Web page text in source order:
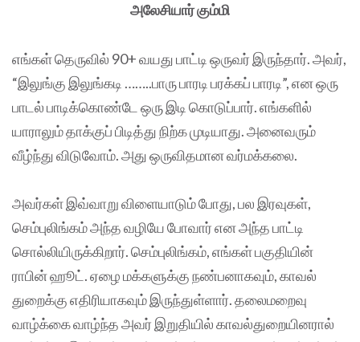
அலேசியார் கும்மி
எங்கள் தெருவில் 90+ வயது பாட்டி ஒருவர் இருந்தார். அவர்,
“இலுங்கு இலுங்கடி ……..பாரு பாரடி பரக்கப் பாரடி”, என ஒரு
பாடல் பாடிக்கொண்டே ஒரு இடி கொடுப்பார். எங்களில்
யாராலும் தாக்குப் பிடித்து நிற்க முடியாது. அனைவரும்
வீழ்ந்து விடுவோம். அது ஒருவிதமான வர்மக்கலை.
அவர்கள் இவ்வாறு விளையாடும் போது, பல இரவுகள்,
செம்புலிங்கம் அந்த வழியே போவார் என அந்த பாட்டி
சொல்லியிருக்கிறார். செம்புலிங்கம், எங்கள் பகுதியின்
ராபின் ஹூட். ஏழை மக்களுக்கு நண்பனாகவும், காவல்
துறைக்கு எதிரியாகவும் இருந்துள்ளார். தலைமறைவு
வாழ்க்கை வாழ்ந்த அவர் இறுதியில் காவல்துறையினரால்